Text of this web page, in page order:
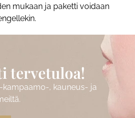
mukaan ja paketti voidaan
tervetuloa!
, kauneus- ja